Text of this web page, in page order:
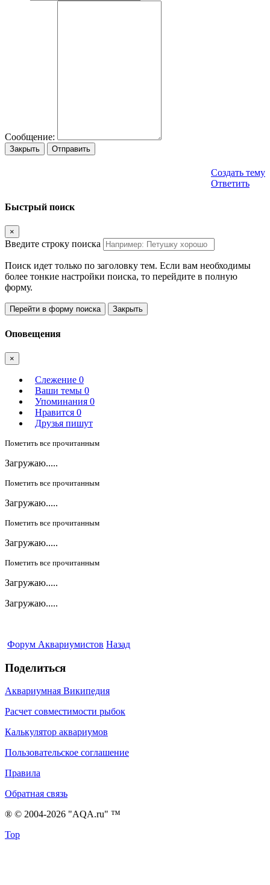
Сообщение:
Закрыть Отправить
Создать тему
Ответить
Быстрый поиск
×
Введите строку поиска
Поиск идет только по заголовку тем. Если вам необходимы
более тонкие настройки поиска, то перейдите в полную
форму.
Перейти в форму поиска Закрыть
Оповещения
×
Слежение 0
Ваши темы 0
Упоминания 0
Нравится 0
Друзья пишут
Пометить все прочитанным
Загружаю.....
Пометить все прочитанным
Загружаю.....
Пометить все прочитанным
Загружаю.....
Пометить все прочитанным
Загружаю.....
Загружаю.....
Форум Аквариумистов Назад
Поделиться
Аквариумная Википедия
Расчет совместимости рыбок
Калькулятор аквариумов
Пользовательское соглашение
Правила
Обратная связь
® © 2004-2026 "AQA.ru" ™
Top